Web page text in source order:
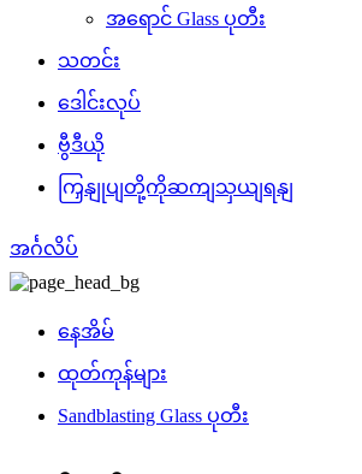
အရောင် Glass ပုတီး
သတင်း
ဒေါင်းလုပ်
ဗွီဒီယို
ကြှနျုပျတို့ကိုဆကျသှယျရနျ
အင်္ဂလိပ်
နေအိမ်
ထုတ်ကုန်များ
Sandblasting Glass ပုတီး